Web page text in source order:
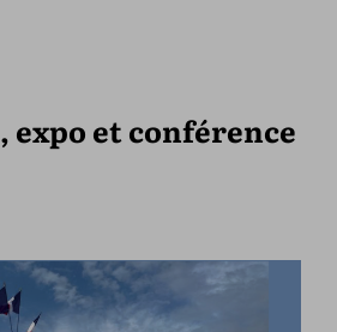
expo et conférence